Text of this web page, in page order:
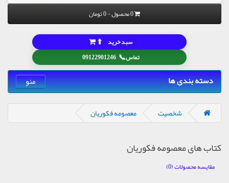
0 محصول - 0 تومان
تماس📞
09122901246
سبد خرید ⬆
دسته بندی ها منو
شخصیت معصومه فکوریان
کتاب های معصومه فکوریان
مقایسه محصولات (0)